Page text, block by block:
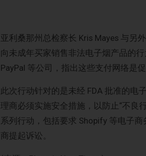
亚利桑那州总检察长 Kris Mayes 与另
向未成年买家销售非法电子烟产品的
PayPal 等公司，指出这些支付网络是促
此次行动针对的是未经 FDA 批准的电
理商必须实施安全措施，以防止“不良
系列行动，包括要求 Shopify 等电子
商提起诉讼。